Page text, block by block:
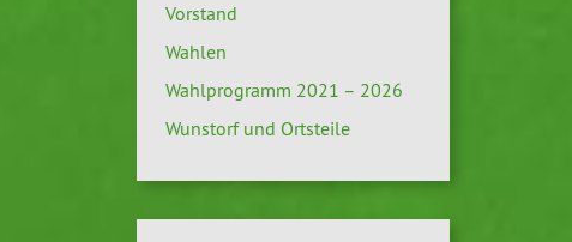
Vorstand
Wahlen
Wahlprogramm 2021 – 2026
Wunstorf und Ortsteile